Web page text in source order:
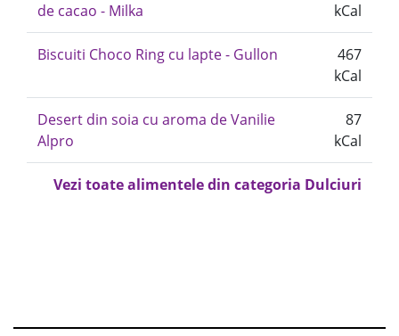
de cacao - Milka
kCal
Biscuiti Choco Ring cu lapte - Gullon
467
kCal
Desert din soia cu aroma de Vanilie
Alpro
87
kCal
Vezi toate alimentele din categoria Dulciuri